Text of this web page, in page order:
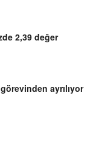
2,39 değer
ayrılıyor